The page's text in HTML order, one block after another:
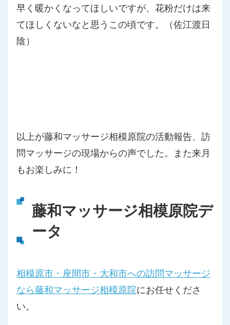
早く暖かくなってほしいですが、花粉だけは来
てほしくないなと思うこの頃です。（佐江渡日
陰）
以上が藤和マッサージ相模原院の活動報告、訪
問マッサージの現場からの声でした。また来月
もお楽しみに！
藤和マッサージ相模原院デ
ータ
相模原市・座間市・大和市への訪問マッサージ
なら藤和マッサージ相模原院にお任せくださ
い。